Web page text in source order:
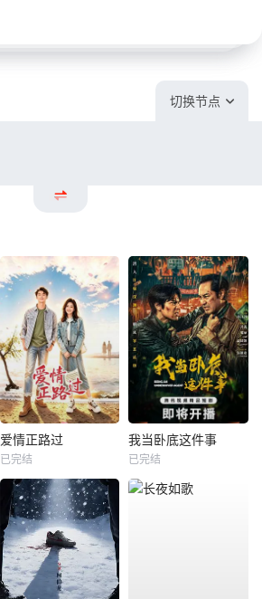
切换节点
爱情正路过
已完结
我当卧底这件事
已完结